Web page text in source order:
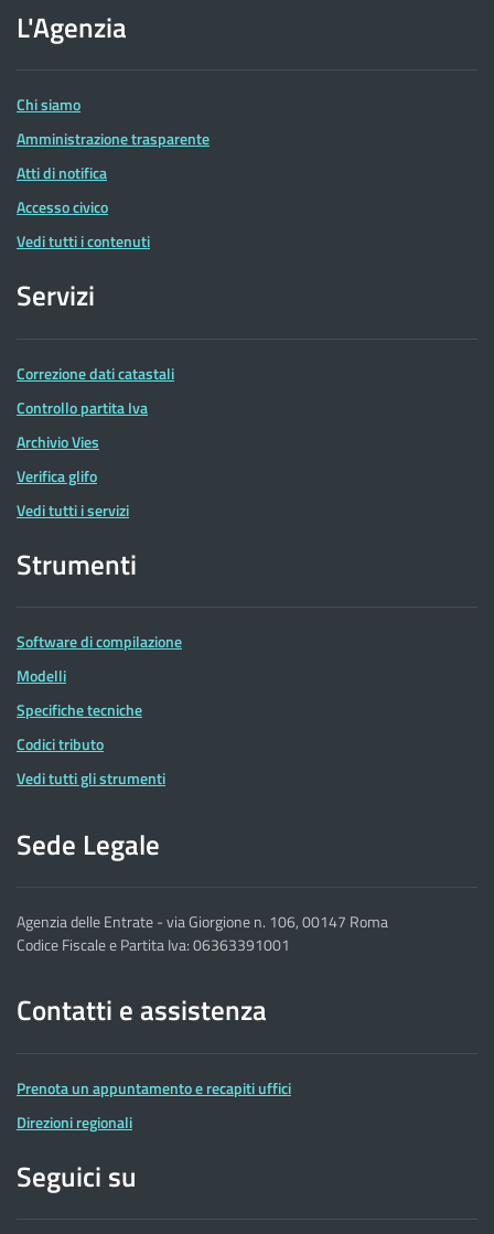
dell'Agenzia
delle
Entrate
L'Agenzia
Chi siamo
Amministrazione trasparente
Atti di notifica
Accesso civico
Vedi tutti i contenuti
Servizi
Correzione dati catastali
Controllo partita Iva
Archivio Vies
Verifica glifo
Vedi tutti i servizi
Strumenti
Software di compilazione
Modelli
Specifiche tecniche
Codici tributo
Vedi tutti gli strumenti
Sede Legale
Agenzia delle Entrate - via Giorgione n. 106, 00147 Roma
Codice Fiscale e Partita Iva: 06363391001
Contatti e assistenza
Prenota un appuntamento e recapiti uffici
Direzioni regionali
Seguici su